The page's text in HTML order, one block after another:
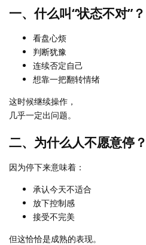
一、什么叫“状态不对”？
看盘心烦
判断犹豫
连续否定自己
想靠一把翻转情绪
这时候继续操作，
几乎一定出问题。
二、为什么人不愿意停？
因为停下来意味着：
承认今天不适合
放下控制感
接受不完美
但这恰恰是成熟的表现。